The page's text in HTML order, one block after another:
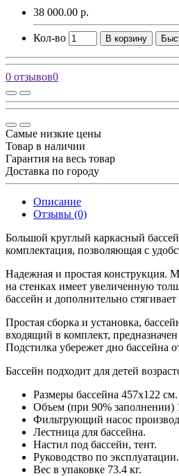
38 000.00 р.
Кол-во В корзину
0 отзывов0
Самые низкие цены
Товар в наличии
Гарантия на весь товар
Доставка по городу
Описание
Отзывы (0)
Большой круглый каркасный
комплектация, позволяющая с
Надежная и простая конструкция.
на стенках имеет увеличенную
бассейн и дополнительно
Простая сборка и установка,
входящий в комплект,
Подстилка убережет дно бассейна
Бассейн подходит для детей
Размеры бассейна 457х122 см.
Объем (при 90% заполнении)
Фильтрующий насос
Лестница для бассейна.
Настил под бассейн, тент.
Руководство по эксплуатации.
Вес в упаковке 73.4 кг.